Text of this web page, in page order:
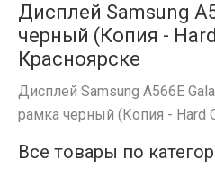
Дисплей Samsung
черный (Копия -
Красноярске
Дисплей Samsung A566E
рамка черный (Копия - Hard
Все товары по